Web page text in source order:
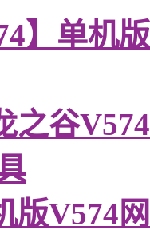
】单机
之谷
版V574